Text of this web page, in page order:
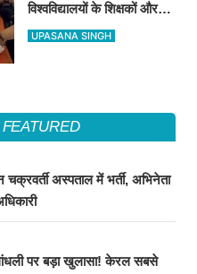
विश्वविद्यालयों के शिक्षकों और
कर्मचारियों को भी मिले कैशलेस
UPASANA SINGH
FEATURED
अस्पताल में भर्ती, अभिनेता
पर बड़ा खुलासा! केरल सबसे